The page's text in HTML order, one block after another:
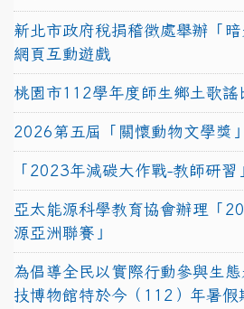
新北市政府稅捐稽徵處舉辦「暗
網頁互動遊戲
桃園市112學年度師生鄉土歌謠
2026第五屆「關懷動物文學獎
「2023年減碳大作戰-教師研習
亞太能源科學教育協會辦理「
源亞洲聯賽」
為倡導全民以實際行動參與生
技博物館特於今（112）年暑假